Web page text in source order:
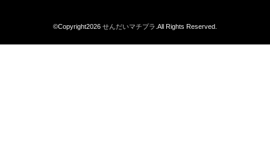
©Copyright2026 せんだいマチプラ .All Rights Reserved.